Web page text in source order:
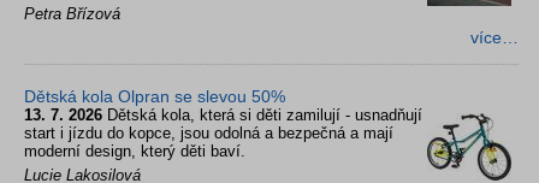
Petra Břízová
více…
Dětská kola Olpran se slevou 50%
13. 7. 2026 Dětská kola, která si děti zamilují - usnadňují
start i jízdu do kopce, jsou odolná a bezpečná a mají
moderní design, který děti baví.
Lucie Lakosilová